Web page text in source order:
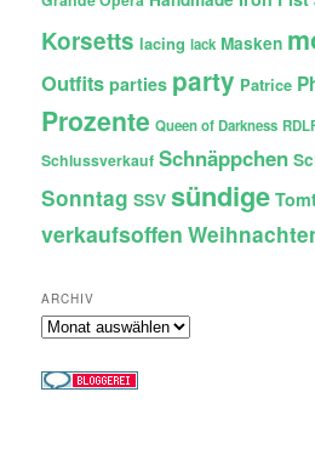
Korsetts lacing lack Masken
Outfits parties party Patrice
Prozente Queen of Darkness
Schlussverkauf Schnäppchen
Sonntag SSV sündige
verkaufsoffen
ARCHIV
Archiv